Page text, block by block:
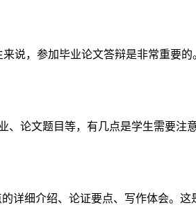
说，参加毕业论文答辩是非常重要
论文题目等，有几点是学生需要注
详细介绍、论证要点、写作体会。